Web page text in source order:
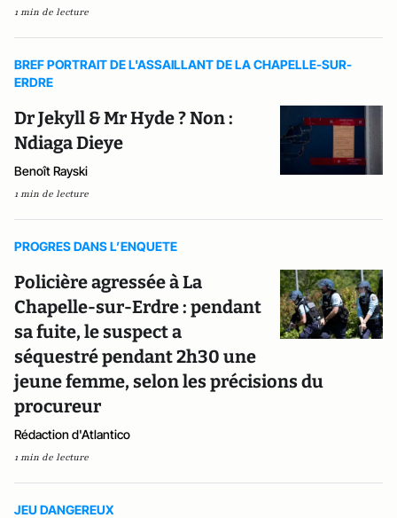
1 min de lecture
BREF PORTRAIT DE L'ASSAILLANT DE LA CHAPELLE-SUR-
ERDRE
Dr Jekyll & Mr Hyde ? Non :
Ndiaga Dieye
Benoît Rayski
1 min de lecture
PROGRES DANS L’ENQUETE
Policière agressée à La
Chapelle-sur-Erdre : pendant
sa fuite, le suspect a
séquestré pendant 2h30 une
jeune femme, selon les précisions du
procureur
Rédaction d'Atlantico
1 min de lecture
JEU DANGEREUX